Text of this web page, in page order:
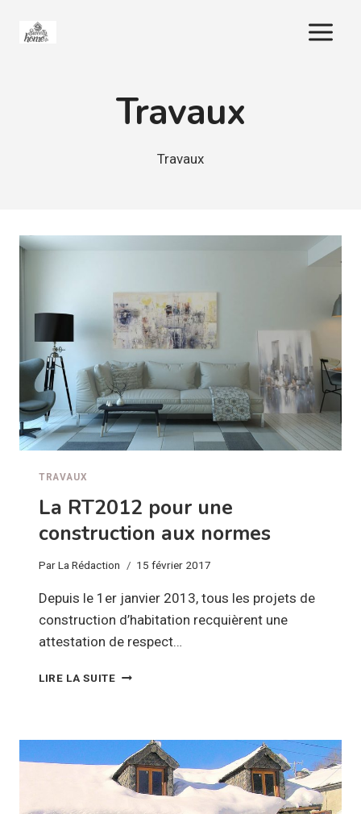
Travaux
Travaux
TRAVAUX
La RT2012 pour une
construction aux normes
ParLa Rédaction 15 février 2017
Depuis le 1er janvier 2013, tous les projets de
construction d’habitation recquièrent une
attestation de respect…
LIRE LA SUITELA
CONSTRUCTION
AUX
NORMES